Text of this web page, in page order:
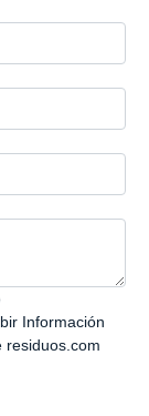
Pantallas de
Información
residuos.com